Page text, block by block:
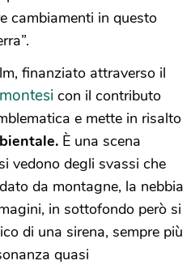
cambiamenti in questo
finanziato attraverso il
con il contributo
e mette in risalto
È una scena
vedono degli svassi che
da montagne, la nebbia
in sottofondo però si
di una sirena, sempre più
quasi